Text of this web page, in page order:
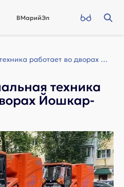
ВМарийЭл
Новая коммунальная техника работает во дворах Йошкар-Олы
техника
Йошкар-